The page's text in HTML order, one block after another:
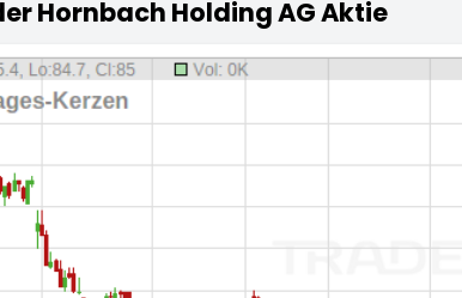
Hornbach Holding AG Aktie